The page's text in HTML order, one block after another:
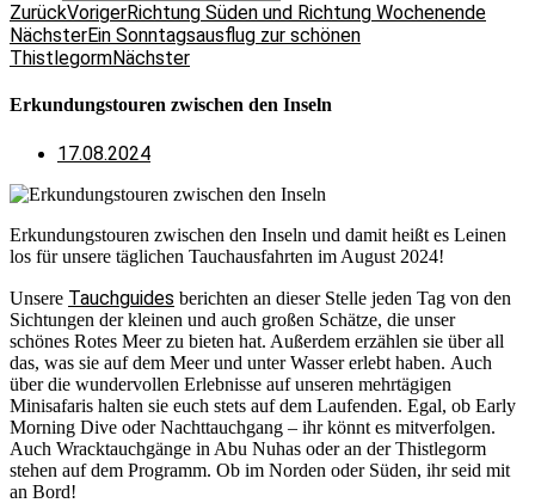
ZurückVorigerRichtung Süden und Richtung Wochenende
NächsterEin Sonntagsausflug zur schönen
ThistlegormNächster
Erkundungstouren zwischen den Inseln
17.08.2024
Erkundungstouren zwischen den Inseln und damit heißt es Leinen
los für unsere täglichen Tauchausfahrten im August 2024!
Unsere Tauchguides berichten an dieser Stelle jeden Tag von den
Sichtungen der kleinen und auch großen Schätze, die unser
schönes Rotes Meer zu bieten hat. Außerdem erzählen sie über all
das, was sie auf dem Meer und unter Wasser erlebt haben. Auch
über die wundervollen Erlebnisse auf unseren mehrtägigen
Minisafaris halten sie euch stets auf dem Laufenden. Egal, ob Early
Morning Dive oder Nachttauchgang – ihr könnt es mitverfolgen.
Auch Wracktauchgänge in Abu Nuhas oder an der Thistlegorm
stehen auf dem Programm. Ob im Norden oder Süden, ihr seid mit
an Bord!